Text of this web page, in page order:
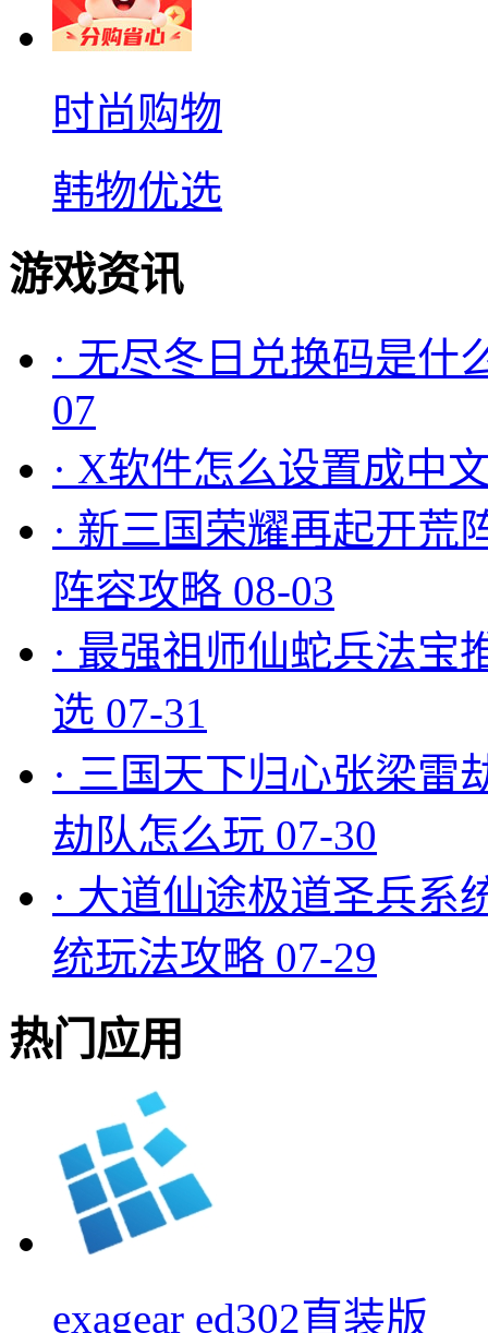
时尚购物
韩物优选
游戏资讯
· 无尽冬日兑换码是什
07
· X软件怎么设置成中
· 新三国荣耀再起开荒
阵容攻略 08-03
· 最强祖师仙蛇兵法宝
选 07-31
· 三国天下归心张梁雷
劫队怎么玩 07-30
· 大道仙途极道圣兵系
统玩法攻略 07-29
热门应用
exagear ed302直装版